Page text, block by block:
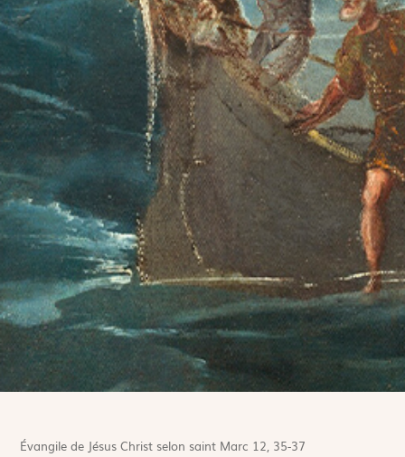
Évangile de Jésus Christ selon saint Marc 12, 35-37